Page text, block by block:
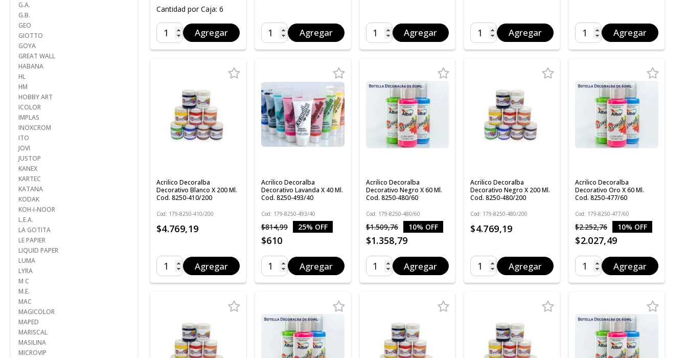
G.A.
G.B.
GEO
GIOTTO
GOYA
GREAT WALL
HABANA
HL
HM
HOBBY ART
ICOLOR
IMPLAS
INOXCROM
ITO
JOVI
JUSTOP
KANEX
KARTEC
KATANA
KODAK
KOH-I-NOOR
L.E.A.
LA GOTITA
LE PAPIER
LIQUID PAPER
LUMA
LYRA
M C
M.E.
MAC
MAGICOLOR
MAPED
MARISCAL
MASILINA
MICROVIP
Cantidad por Caja: 6
Agregar Agregar Agregar Agregar Agregar
Acrilico Decoralba
Decorativo Blanco X 200 Ml.
Cod. 8250-410/200
Cod: 179-8250-410/200
$4.769,19
Agregar
Acrilico Decoralba
Decorativo Lavanda X 40 Ml.
Cod. 8250-493/40
Cod: 179-8250-493/40
$814,99 25% OFF
$610
Agregar
Acrilico Decoralba
Decorativo Negro X 60 Ml.
Cod. 8250-480/60
Cod: 179-8250-480/60
$1.509,76 10% OFF
$1.358,79
Agregar
Acrilico Decoralba
Decorativo Negro X 200 Ml.
Cod. 8250-480/200
Cod: 179-8250-480/200
$4.769,19
Agregar
Acrilico Decoralba
Decorativo Oro X 60 Ml.
Cod. 8250-477/60
Cod: 179-8250-477/60
$2.252,76 10% OFF
$2.027,49
Agregar